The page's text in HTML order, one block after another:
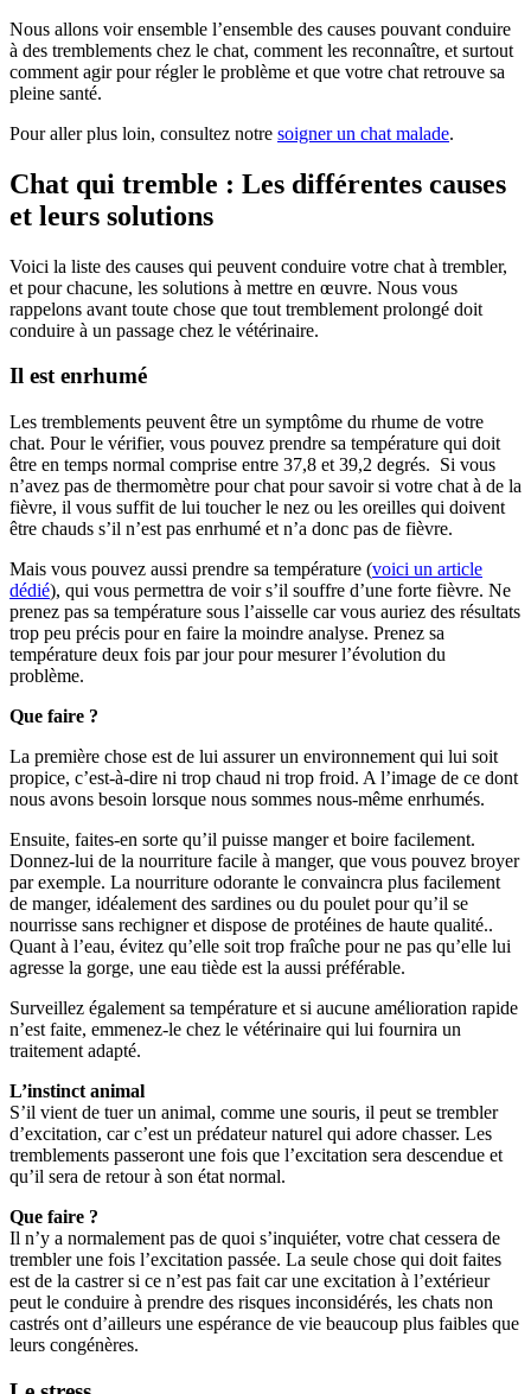
Nous allons voir ensemble l’ensemble des causes pouvant conduire
à des tremblements chez le chat, comment les reconnaître, et surtout
comment agir pour régler le problème et que votre chat retrouve sa
pleine santé.
Pour aller plus loin, consultez notre soigner un chat malade.
Chat qui tremble : Les différentes causes
et leurs solutions
Voici la liste des causes qui peuvent conduire votre chat à trembler,
et pour chacune, les solutions à mettre en œuvre. Nous vous
rappelons avant toute chose que tout tremblement prolongé doit
conduire à un passage chez le vétérinaire.
Il est enrhumé
Les tremblements peuvent être un symptôme du rhume de votre
chat. Pour le vérifier, vous pouvez prendre sa température qui doit
être en temps normal comprise entre 37,8 et 39,2 degrés. Si vous
n’avez pas de thermomètre pour chat pour savoir si votre chat à de la
fièvre, il vous suffit de lui toucher le nez ou les oreilles qui doivent
être chauds s’il n’est pas enrhumé et n’a donc pas de fièvre.
Mais vous pouvez aussi prendre sa température (voici un article
dédié), qui vous permettra de voir s’il souffre d’une forte fièvre. Ne
prenez pas sa température sous l’aisselle car vous auriez des résultats
trop peu précis pour en faire la moindre analyse. Prenez sa
température deux fois par jour pour mesurer l’évolution du
problème.
Que faire ?
La première chose est de lui assurer un environnement qui lui soit
propice, c’est-à-dire ni trop chaud ni trop froid. A l’image de ce dont
nous avons besoin lorsque nous sommes nous-même enrhumés.
Ensuite, faites-en sorte qu’il puisse manger et boire facilement.
Donnez-lui de la nourriture facile à manger, que vous pouvez broyer
par exemple. La nourriture odorante le convaincra plus facilement
de manger, idéalement des sardines ou du poulet pour qu’il se
nourrisse sans rechigner et dispose de protéines de haute qualité..
Quant à l’eau, évitez qu’elle soit trop fraîche pour ne pas qu’elle lui
agresse la gorge, une eau tiède est la aussi préférable.
Surveillez également sa température et si aucune amélioration rapide
n’est faite, emmenez-le chez le vétérinaire qui lui fournira un
traitement adapté.
L’instinct animal
S’il vient de tuer un animal, comme une souris, il peut se trembler
d’excitation, car c’est un prédateur naturel qui adore chasser. Les
tremblements passeront une fois que l’excitation sera descendue et
qu’il sera de retour à son état normal.
Que faire ?
Il n’y a normalement pas de quoi s’inquiéter, votre chat cessera de
trembler une fois l’excitation passée. La seule chose qui doit faites
est de la castrer si ce n’est pas fait car une excitation à l’extérieur
peut le conduire à prendre des risques inconsidérés, les chats non
castrés ont d’ailleurs une espérance de vie beaucoup plus faibles que
leurs congénères.